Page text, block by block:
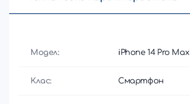
Модел: iPhone 14 Pro Max
Клас: Смартфон